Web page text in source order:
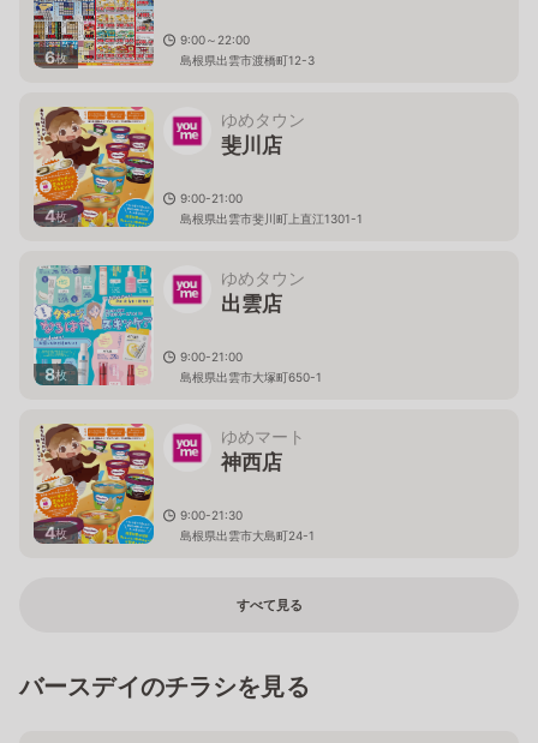
6枚
9:00～22:00
島根県出雲市渡橋町12-3
4枚
ゆめタウン
斐川店
9:00-21:00
島根県出雲市斐川町上直江1301-1
8枚
ゆめタウン
出雲店
9:00-21:00
島根県出雲市大塚町650-1
4枚
ゆめマート
神西店
9:00-21:30
島根県出雲市大島町24-1
すべて見る
バースデイのチラシを見る